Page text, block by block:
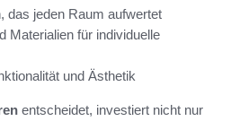
das jeden Raum aufwertet
Materialien für individuelle
und Ästhetik
entscheidet, investiert nicht nur